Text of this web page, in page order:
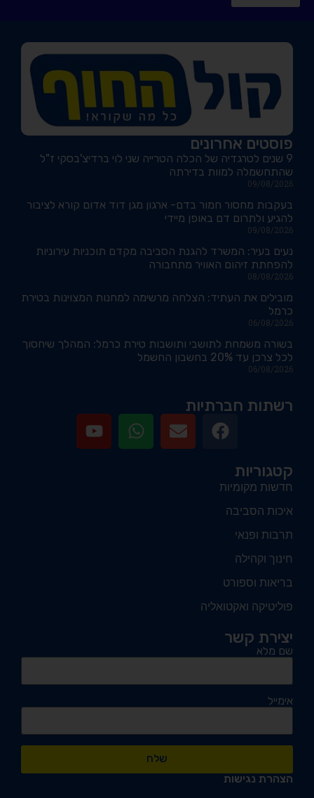
פוסטים אחרונים
9 שנים לטרגדיה של הכלה הטרייה שני לוי ברדיצ'בסקי ז"ל
שהתחשמלה למוות בדירתה
09/08/2026
בעקבות מחסור חמור בדם- ארגון מגן דוד אדום קורא לציבור
להגיע ולתרום דם באופן מיידי
09/08/2026
נעים בעיר: המשרד להגנת הסביבה מקדם תוכניות עירוניות
להפחתת זיהום האוויר מתחבורה
08/08/2026
מובילים את העתיד: הצלחה מרשימה למחנות המצוינות בטירת
כרמל
06/08/2026
בשורה משמחת לתושבי ותושבות טירת כרמל: המהלך שיחסוך
לכל צרכן עד 20% בחשבון החשמל
06/08/2026
רשתות חברתיות
קטגוריות
חדשות מקומיות
איכות הסביבה
תרבות ופנאי
חינוך וקהילה
בריאות וספורט
פוליטיקה ואקטואליה
יצירת קשר
שם מלא
אימייל
שלח
הצהרת נגישות